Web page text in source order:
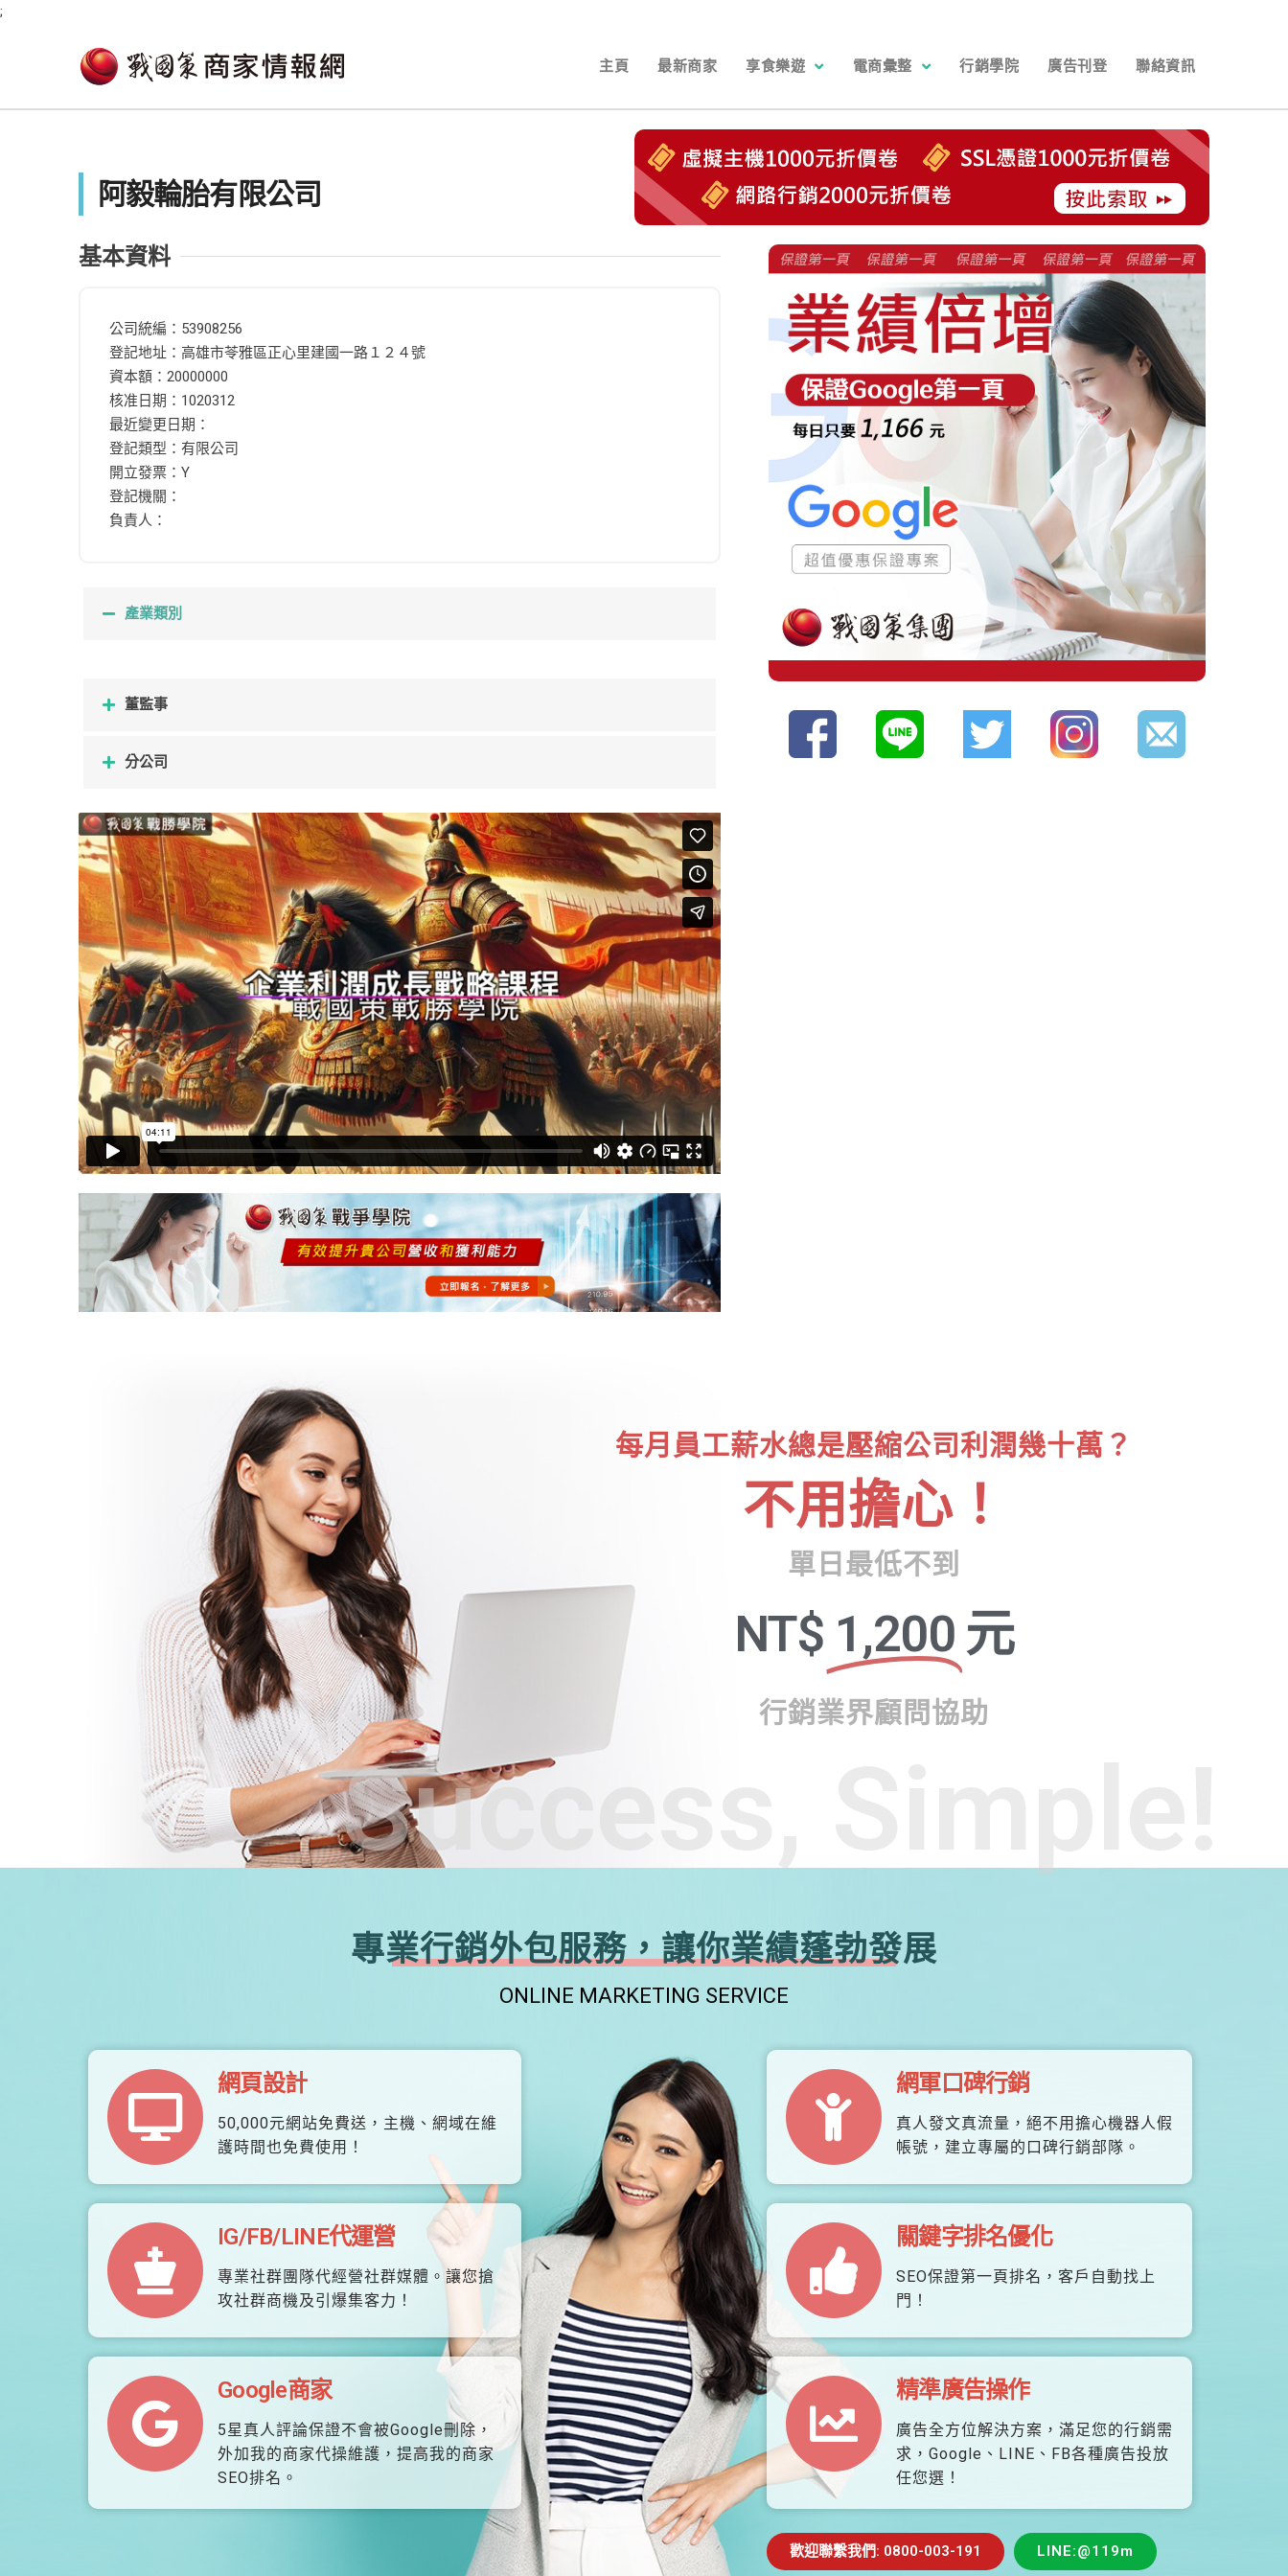
;
主頁 最新商家 享食樂遊 電商彙整 行銷學院 廣告刊登 聯絡資訊
阿毅輪胎有限公司
基本資料
公司統編：53908256
登記地址：高雄市苓雅區正心里建國一路１２４號
資本額：20000000
核准日期：1020312
最近變更日期：
登記類型：有限公司
開立發票：Y
登記機關：
負責人：
產業類別
董監事
分公司
Success, Simple!
每月員工薪水總是壓縮公司利潤幾十萬？
不用擔心！
單日最低不到
NT$ 1,200 元
行銷業界顧問協助
專業行銷外包服務，讓你業績蓬勃發展
ONLINE MARKETING SERVICE
網頁設計
50,000元網站免費送，主機、網域在維
護時間也免費使用！
IG/FB/LINE代運營
專業社群團隊代經營社群媒體。讓您搶
攻社群商機及引爆集客力！
Google商家
5星真人評論保證不會被Google刪除，
外加我的商家代操維護，提高我的商家
SEO排名。
網軍口碑行銷
真人發文真流量，絕不用擔心機器人假
帳號，建立專屬的口碑行銷部隊。
關鍵字排名優化
SEO保證第一頁排名，客戶自動找上
門！
精準廣告操作
廣告全方位解決方案，滿足您的行銷需
求，Google、LINE、FB各種廣告投放
任您選！
歡迎聯繫我們: 0800-003-191 LINE:@119m